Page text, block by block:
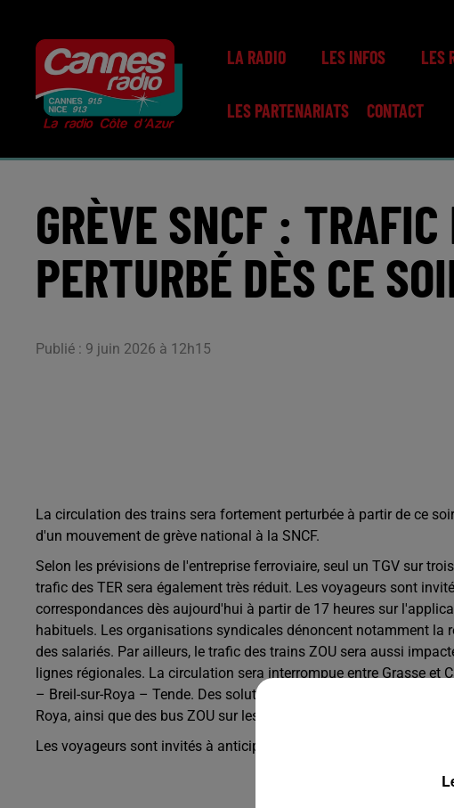
LA RADIO LES INFOS LES
LES PARTENARIATS CONTACT
GRÈVE SNCF :
PERTURBÉ DÈS CE
Publié : 9 juin 2026 à 12h15
La circulation des trains sera fortement perturbée à partir de ce
d'un mouvement de grève national à la SNCF.
Selon les prévisions de l'entreprise ferroviaire, seul un TGV sur
trafic des TER sera également très réduit. Les voyageurs sont
correspondances dès aujourd'hui à partir de 17 heures sur
habituels. Les organisations syndicales dénoncent notamment la
des salariés. Par ailleurs, le trafic des trains ZOU sera aussi
lignes régionales. La circulation sera interrompue entre Grasse et
– Breil-sur-Roya – Tende. Des solutions de remplacement sont
Roya, ainsi que des bus ZOU sur les liaisons Grasse – Cannes –
Les voyageurs sont invités à anticiper leurs déplacements et à